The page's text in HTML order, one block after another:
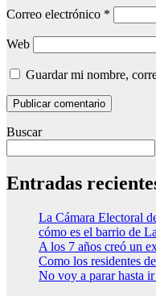
Correo electrónico *
Web
Guardar mi nombre,
Buscar
Entradas
La Cámara Electoral
cómo es el barrio de
A los 7 años creó un
Como los residentes
No voy a parar hasta